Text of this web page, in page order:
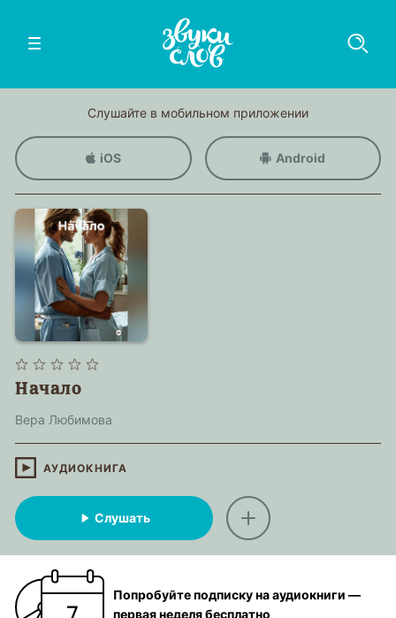
Слушайте в мобильном приложении
iOS Android
Начало
Вера Любимова
АУДИОКНИГА
Слушать
Попробуйте подписку на аудиокниги —
первая неделя бесплатно